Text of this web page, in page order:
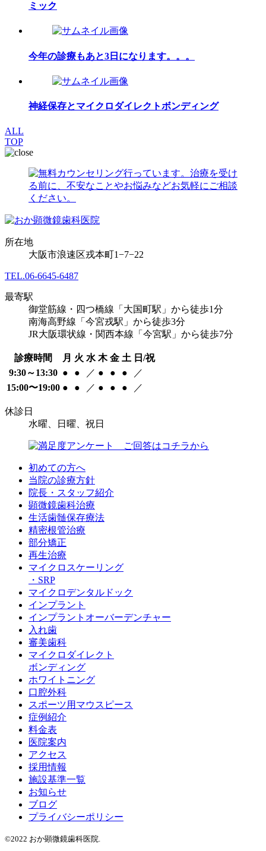
ミック
今年の診療もあと3日になります。。。
神経保存とマイクロダイレクトボンディング
ALL
TOP
所在地
大阪市浪速区戎本町1−7−22
TEL.06-6645-6487
最寄駅
御堂筋線・四つ橋線「大国町駅」から徒歩1分
南海高野線「今宮戎駅」から徒歩3分
JR大阪環状線・関西本線「今宮駅」から徒歩7分
診療時間 月 火 水 木 金 土 日/祝
9:30～13:30 ● ● ／ ● ● ●
／
15:00〜19:00 ● ● ／ ● ● ● ／
休診日
水曜、日曜、祝日
初めての方へ
当院の診療方針
院長・スタッフ紹介
顕微鏡歯科治療
生活歯髄保存療法
精密根管治療
部分矯正
再生治療
マイクロスケーリング
・SRP
マイクロデンタルドック
インプラント
インプラントオーバーデンチャー
入れ歯
審美歯科
マイクロダイレクト
ボンディング
ホワイトニング
口腔外科
スポーツ用マウスピース
症例紹介
料金表
医院案内
アクセス
採用情報
施設基準一覧
お知らせ
ブログ
プライバシーポリシー
©2022 おか顕微鏡歯科医院.